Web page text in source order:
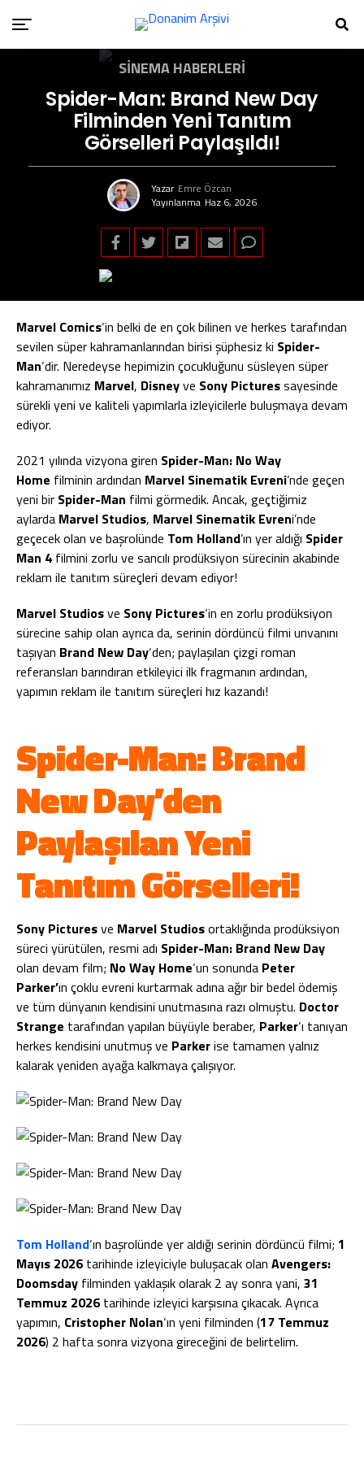
SINEMA HABERLERI
Spider-Man: Brand New Day
Filminden Yeni Tanıtım
Görselleri Paylaşıldı!
Yazar Emre Özcan
Yayınlanma Haz 6, 2026
Marvel Comics‘in belki de en çok bilinen ve herkes tarafından
sevilen süper kahramanlarından birisi şüphesiz ki Spider-
Man‘dir. Neredeyse hepimizin çocukluğunu süsleyen süper
kahramanımız Marvel, Disneyve Sony Picturessayesinde
sürekli yeni ve kaliteli yapımlarla izleyicilerle buluşmaya devam
ediyor.
2021 yılında vizyona giren Spider-Man: No Way
Home filminin ardından Marvel Sinematik Evreni’nde geçen
yeni bir Spider-Man filmi görmedik. Ancak, geçtiğimiz
aylarda Marvel Studios, Marvel Sinematik Evreni’nde
geçecek olan ve başrolünde Tom Holland’ın yer aldığı Spider
Man 4 filmini zorlu ve sancılı prodüksiyon sürecinin akabinde
reklam ile tanıtım süreçleri devam ediyor!
Marvel Studiosve Sony Pictures‘in en zorlu prodüksiyon
sürecine sahip olan ayrıca da, serinin dördüncü filmi unvanını
taşıyan Brand New Day‘den; paylaşılan çizgi roman
referansları barındıran etkileyici ilk fragmanın ardından,
yapımın reklam ile tanıtım süreçleri hız kazandı!
Spider-Man: Brand
New Day’den
Paylaşılan Yeni
Tanıtım Görselleri!
Sony Picturesve Marvel Studiosortaklığında prodüksiyon
süreci yürütülen, resmi adı Spider-Man: Brand New Day
olan devam film; No Way Home‘un sonunda Peter
Parker’ın çoklu evreni kurtarmak adına ağır bir bedel ödemiş
ve tüm dünyanın kendisini unutmasına razı olmuştu. Doctor
Strange tarafından yapılan büyüyle beraber, Parker‘ı tanıyan
herkes kendisini unutmuş ve Parkerise tamamen yalnız
kalarak yeniden ayağa kalkmaya çalışıyor.
Tom Holland‘ın başrolünde yer aldığı serinin dördüncü filmi; 1
Mayıs 2026 tarihinde izleyiciyle buluşacak olan Avengers:
Doomsday filminden yaklaşık olarak 2 ay sonra yani, 31
Temmuz 2026 tarihinde izleyici karşısına çıkacak. Ayrıca
yapımın, Cristopher Nolan‘ın yeni filminden (17 Temmuz
2026) 2 hafta sonra vizyona gireceğini de belirtelim.